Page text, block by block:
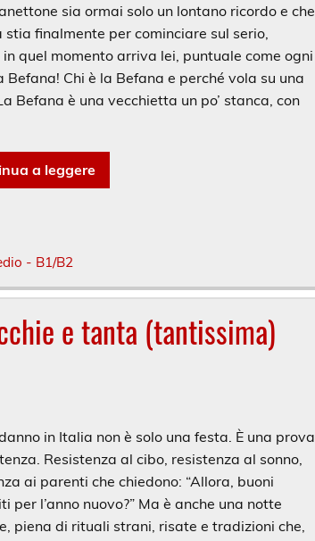
sia ormai solo un lontano ricordo e che
stia finalmente per cominciare sul serio,
quel momento arriva lei, puntuale come ogni
Befana! Chi è la Befana e perché vola su una
Befana è una vecchietta un po’ stanca, con
a leggere
- B1/B2
e tanta (tantissima)
in Italia non è solo una festa. È una prova
Resistenza al cibo, resistenza al sonno,
ai parenti che chiedono: “Allora, buoni
per l’anno nuovo?” Ma è anche una notte
piena di rituali strani, risate e tradizioni che,